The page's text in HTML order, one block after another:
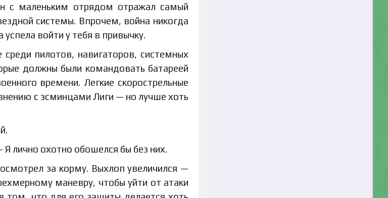
с маленьким отрядом отражал самый
системы. Впрочем, война никогда
войти у тебя в привычку.
среди пилотов, навигаторов, системных
должны были командовать батареей
времени. Легкие скорострельные
с эсминцами Лиги — но лучше хоть
лично охотно обошелся бы без них.
за корму. Выхлоп увеличился —
маневру, чтобы уйти от атаки